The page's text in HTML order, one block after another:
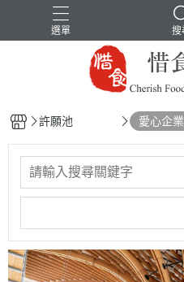
選單 搜
許願池 愛心企